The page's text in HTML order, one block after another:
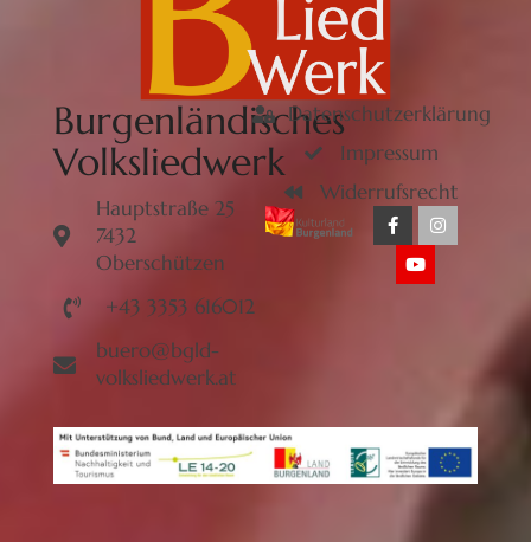
Burgenländisches
Volksliedwerk
Hauptstraße 25
7432
Oberschützen
+43 3353 616012
buero@bgld-
volksliedwerk.at
Datenschutzerklärung
Impressum
Widerrufsrecht